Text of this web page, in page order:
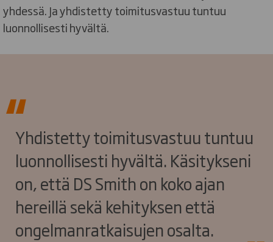
yhdessä. Ja yhdistetty toimitusvastuu tuntuu
luonnollisesti hyvältä.
Yhdistetty toimitusvastuu tuntuu
luonnollisesti hyvältä. Käsitykseni
on, että DS Smith on koko ajan
hereillä sekä kehityksen että
ongelmanratkaisujen osalta.